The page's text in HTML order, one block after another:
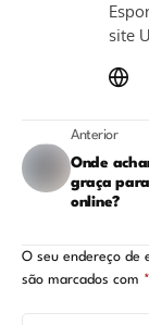
site
Anterior
Onde
graça
online?
O seu endereço de
são marcados com *